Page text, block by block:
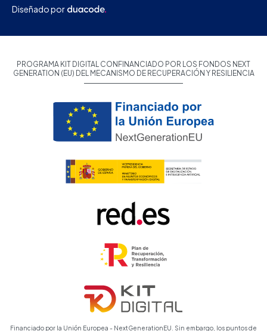
Diseñado por
PROGRAMA KIT DIGITAL CONFINANCIADO POR LOS FONDOS NEXT
GENERATION (EU) DEL MECANISMO DE RECUPERACIÓN Y RESILIENCIA
Financiado por la Unión Europea - NextGenerationEU. Sin embargo, los puntos de